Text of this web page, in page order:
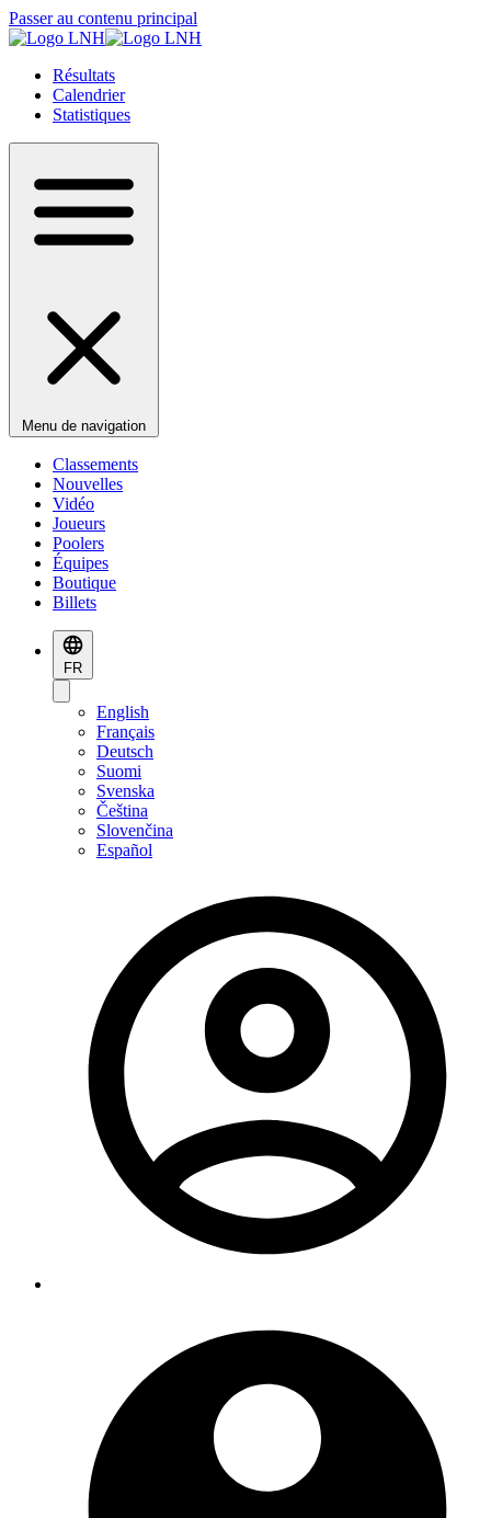
Passer au contenu principal
Résultats
Calendrier
Statistiques
Menu de navigation
Classements
Nouvelles
Vidéo
Joueurs
Poolers
Équipes
Boutique
Billets
FR
English
Français
Deutsch
Suomi
Svenska
Čeština
Slovenčina
Español